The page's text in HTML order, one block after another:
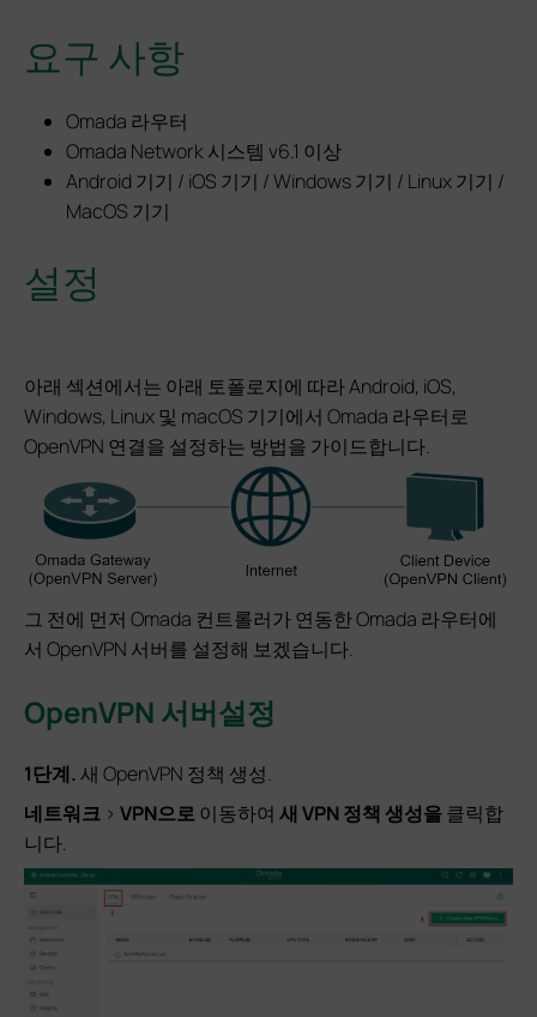
요구 사항
Omada 라우터
Omada Network 시스템 v6.1 이상
Android 기기 / iOS 기기 / Windows 기기 / Linux 기기 /
MacOS 기기
설정
아래 섹션에서는 아래 토폴로지에 따라 Android, iOS,
Windows, Linux 및 macOS 기기에서 Omada 라우터로
OpenVPN 연결을 설정하는 방법을 가이드합니다.
그 전에 먼저 Omada 컨트롤러가 연동한 Omada 라우터에
서 OpenVPN 서버를 설정해 보겠습니다.
OpenVPN 서버설정
1단계.새 OpenVPN 정책 생성.
네트워크 > VPN으로이동하여 새 VPN 정책 생성을클릭합
니다.